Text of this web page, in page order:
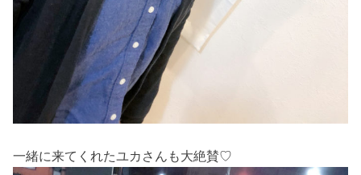
一緒に来てくれたユカさんも大絶賛♡